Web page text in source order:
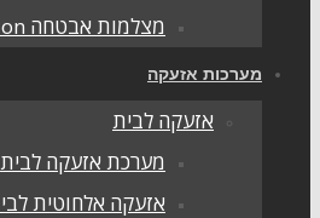
מצלמות אבטחה provision
מערכות אזעקה
אזעקה לבית
מערכת אזעקה לבית
אזעקה אלחוטית